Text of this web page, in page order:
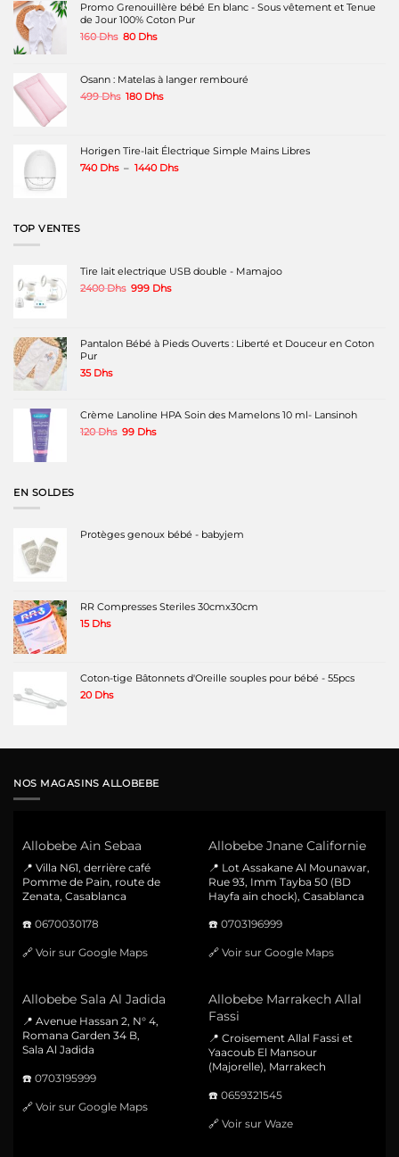
être
sur
du
produit
Promo Grenouillère bébé En blanc - Sous vêtement et Tenue
de Jour 100% Coton Pur
160Dhs Le
était :
160 Dhs.
80 DhsLe
est :
80 Dhs.
Osann : Matelas à langer rembouré
499Dhs Le
499 Dhs.
180 DhsLe
180 Dhs.
Horigen Tire-lait Électrique Simple Mains Libres
740 Dhs – 1440 DhsPlage
TOP VENTES
Tire lait electrique USB double - Mamajoo
2400Dhs Le
2400 Dhs.
999 DhsLe
999 Dhs.
Pantalon Bébé à Pieds Ouverts : Liberté et Douceur en Coton
Pur
35 Dhs
Crème Lanoline HPA Soin des Mamelons 10 ml- Lansinoh
120Dhs Le
99 DhsLe
EN SOLDES
Protèges genoux bébé - babyjem
RR Compresses Steriles 30cmx30cm
15 Dhs
Coton-tige Bâtonnets d'Oreille souples pour bébé - 55pcs
20 Dhs
NOS MAGASINS ALLOBEBE
Allobebe Ain Sebaa
📍 Villa N61, derrière café
Pomme de Pain, route de
Zenata, Casablanca
☎️ 0670030178
🔗 Voir sur Google Maps
Allobebe Jnane Californie
📍 Lot Assakane Al Mounawar,
Rue 93, Imm Tayba 50 (BD
Hayfa ain chock), Casablanca
☎️ 0703196999
🔗 Voir sur Google Maps
Allobebe Sala Al Jadida
📍 Avenue Hassan 2, N° 4,
Romana Garden 34 B,
Sala Al Jadida
☎️ 0703195999
🔗 Voir sur Google Maps
Allobebe Marrakech Allal
Fassi
📍 Croisement Allal Fassi et
Yaacoub El Mansour
(Majorelle), Marrakech
☎️ 0659321545
🔗 Voir sur Waze